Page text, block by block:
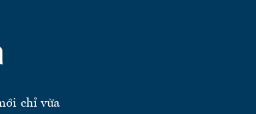
chỉ vừa